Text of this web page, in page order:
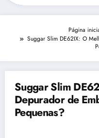
Página
Suggar Slim DE62IX: O
Suggar Slim
Depurador de
Pequenas?